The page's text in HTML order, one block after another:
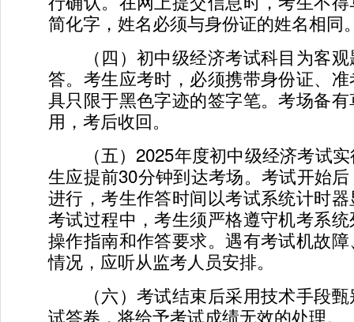
简化字，姓名必须与身份证的姓名相同
（四）初中级经济考试科目为客观
答。考生应考时，必须携带身份证、
具只限于黑色字迹的签字笔。考场备
用，考后收回。
（五）2025年度初中级经济考试实
生应提前30分钟到达考场。考试开始
进行，考生作答时间以考试系统计时
考试过程中，考生须严格遵守机考系
操作指南和作答要求。遇有考试机故
情况，应听从监考人员安排。
（六）考试结束后采用技术手段甄
试答卷，将给予考试成绩无效的处理。